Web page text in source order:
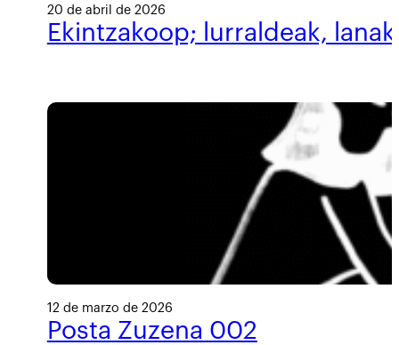
20 de abril de 2026
Ekintzakoop; lurraldeak,
12 de marzo de 2026
Posta Zuzena 002